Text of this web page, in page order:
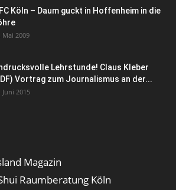
Köln – Daum guckt in Hoffenheim in die
Mai 2009
Lehrstunde! Claus Kleber
Vortrag zum Journalismus an der...
Juni 2015
Magazin
Raumberatung Köln